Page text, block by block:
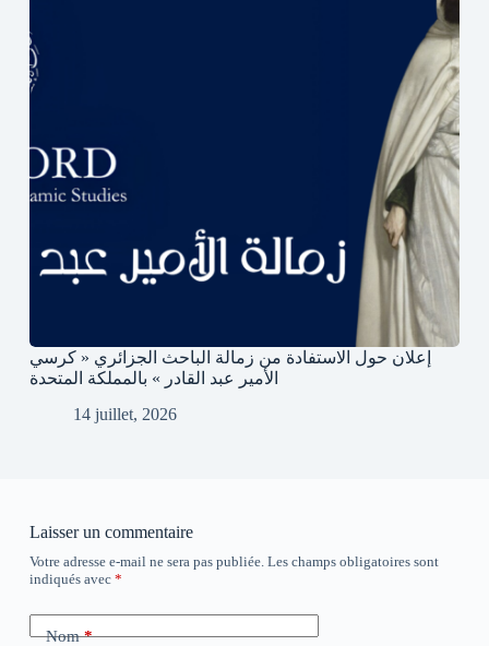
إعلان حول الاستفادة من زمالة الباحث الجزائري « كرسي
الأمير عبد القادر » بالمملكة المتحدة
14 juillet, 2026
Laisser un commentaire
Votre adresse e-mail ne sera pas publiée. Les champs obligatoires sont
indiqués avec *
Nom*